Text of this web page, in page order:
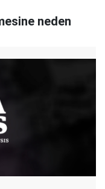
neden